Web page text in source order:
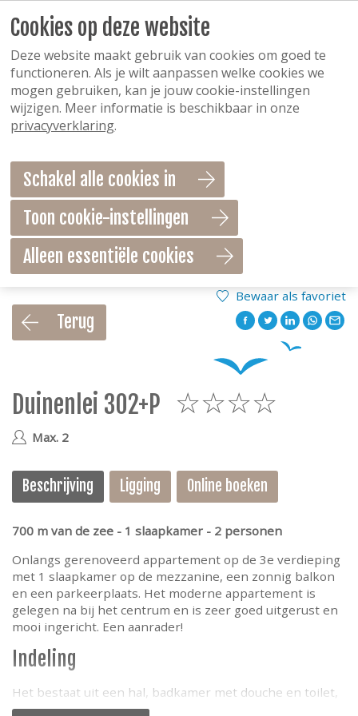
Bewaar als favoriet
Terug
Duinenlei 302+P
Max. 2
Beschrijving Ligging Online boeken
700 m van de zee - 1 slaapkamer - 2 personen
Onlangs gerenoveerd appartement op de 3e verdieping
met 1 slaapkamer op de mezzanine, een zonnig balkon
en een parkeerplaats. Het moderne appartement is
gelegen na bij het centrum en is zeer goed uitgerust en
mooi ingericht. Een aanrader!
Indeling
Het bestaat uit een hal, badkamer met douche en toilet,
woonkamer met toegang tot het balkon, open keuken
Cookies op deze website
Deze website maakt gebruik van cookies om goed te
functioneren. Als je wilt aanpassen welke cookies we
mogen gebruiken, kan je jouw cookie-instellingen
wijzigen. Meer informatie is beschikbaar in onze
privacyverklaring.
Schakel alle cookies in
Toon cookie-instellingen
Alleen essentiële cookies